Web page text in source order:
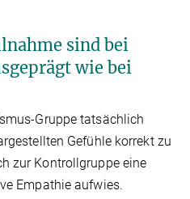
sind bei
wie bei
Gruppe tatsächlich
Gefühle korrekt zu
zur Kontrollgruppe eine
Empathie aufwies.